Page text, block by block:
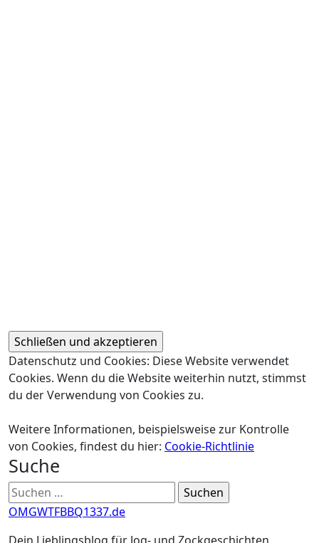
Datenschutz und Cookies: Diese Website verwendet
Cookies. Wenn du die Website weiterhin nutzt, stimmst
du der Verwendung von Cookies zu.
Weitere Informationen, beispielsweise zur Kontrolle
von Cookies, findest du hier: Cookie-Richtlinie
Suche
Suchen
nach:
OMGWTFBBQ1337.de